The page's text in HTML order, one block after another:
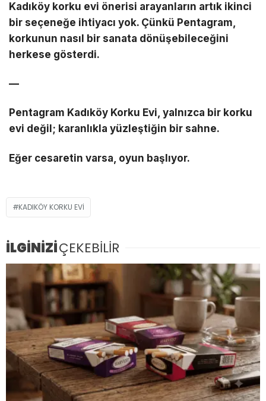
Kadıköy korku evi önerisi arayanların artık ikinci
bir seçeneğe ihtiyacı yok. Çünkü Pentagram,
korkunun nasıl bir sanata dönüşebileceğini
herkese gösterdi.
—
Pentagram Kadıköy Korku Evi, yalnızca bir korku
evi değil; karanlıkla yüzleştiğin bir sahne.
Eğer cesaretin varsa, oyun başlıyor.
KADIKÖY KORKU EVI
İLGİNİZİÇEKEBİLİR